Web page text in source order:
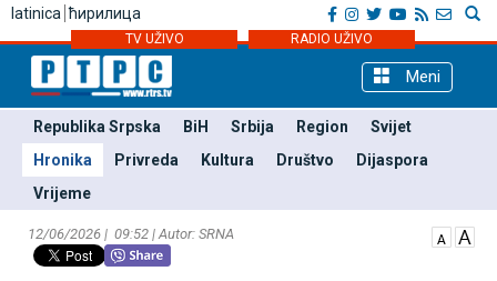
latinica ћирилица
TV UŽIVO RADIO UŽIVO
Meni
Republika Srpska BiH Srbija Region
Svijet
Hronika
Privreda Kultura Društvo
Dijaspora
Vrijeme
12/06/2026 | 09:52 | Autor: SRNA